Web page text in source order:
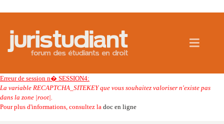
Erreur de session n� SESSION4:
La variable RECAPTCHA_SITEKEY que vous souhaitez valoriser n'existe pas
dans la zone |root|.
Pour plus d'informations, consultez la doc en ligne